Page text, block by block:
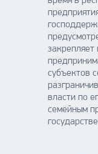
закрепляет
субъектов
власти по
семейным